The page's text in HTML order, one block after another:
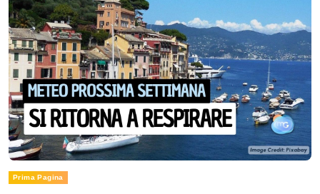
Prima Pagina